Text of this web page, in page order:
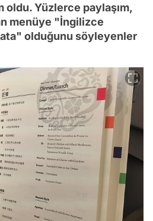
oldu. Yüzlerce paylaşım,
menüye "İngilizce
olduğunu söyleyenler